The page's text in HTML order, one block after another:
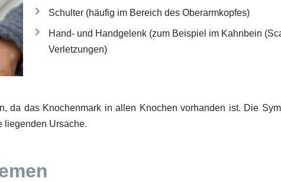
Schulter (häufig im Bereich des Oberarmkopfes)
Hand- und Handgelenk (zum Beispiel im Kahnbein
Verletzungen)
da das Knochenmark in allen Knochen vorhanden ist. Die
liegenden Ursache.